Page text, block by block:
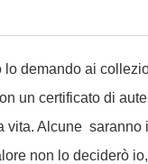
lo demando ai
un certificato di
vita. Alcune saranno
non lo deciderò